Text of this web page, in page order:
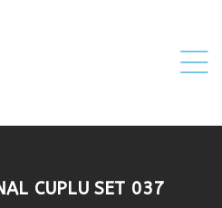
CUPLU SET 037